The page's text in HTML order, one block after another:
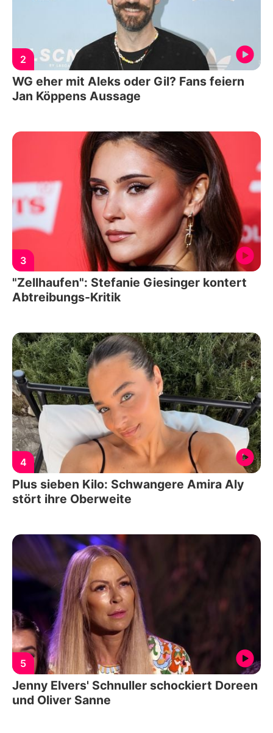
2
WG eher mit Aleks oder Gil? Fans feiern
Jan Köppens Aussage
3
"Zellhaufen": Stefanie Giesinger kontert
Abtreibungs-Kritik
4
Plus sieben Kilo: Schwangere Amira Aly
stört ihre Oberweite
5
Jenny Elvers' Schnuller schockiert Doreen
und Oliver Sanne